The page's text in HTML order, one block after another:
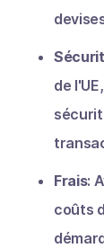
de
Frais:
coûts